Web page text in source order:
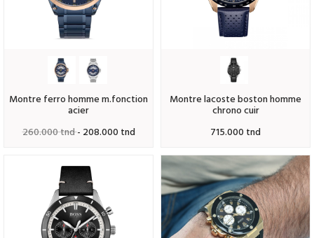
montre ferro homme m.fonction
acier
260.000 tnd- 208.000 tnd
montre lacoste boston homme
chrono cuir
715.000 tnd